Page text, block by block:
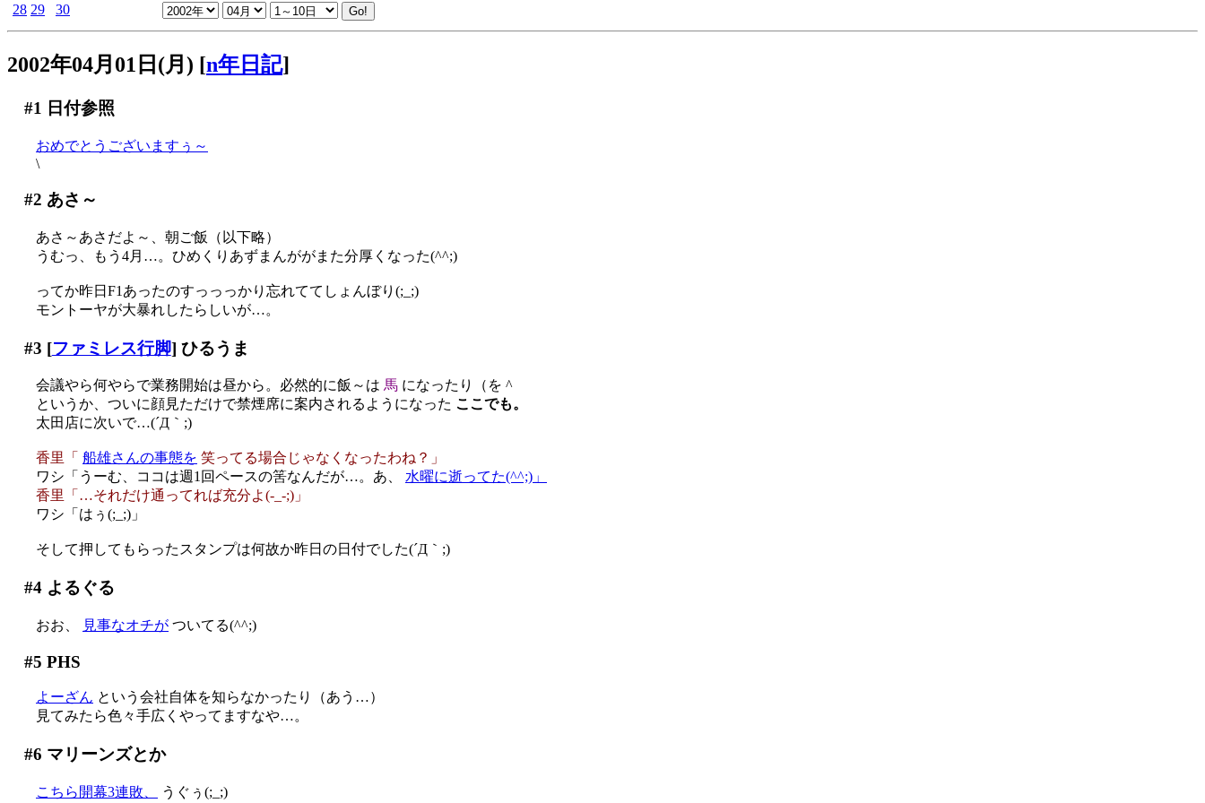
28 29 30
2002年04月01日(月) [n年日記]
#1 日付参照
おめでとうございますぅ～
\
#2 あさ～
あさ～あさだよ～、朝ご飯（以下略）
うむっ、もう4月…。ひめくりあずまんががまた分厚くなった(^^;)
ってか昨日F1あったのすっっっかり忘れててしょんぼり(;_;)
モントーヤが大暴れしたらしいが…。
#3 [ファミレス行脚] ひるうま
会議やら何やらで業務開始は昼から。必然的に飯～は 馬 になったり（を ^
というか、ついに顔見ただけで禁煙席に案内されるようになった ここでも。
太田店に次いで…(´Д｀;)
香里「 船雄さんの事態を 笑ってる場合じゃなくなったわね？」
ワシ「うーむ、ココは週1回ペースの筈なんだが…。あ、 水曜に逝ってた(^^;)」
香里「…それだけ通ってれば充分よ(-_-;)」
ワシ「はぅ(;_;)」
そして押してもらったスタンプは何故か昨日の日付でした(´Д｀;)
#4よるぐる
おお、 見事なオチが ついてる(^^;)
#5 PHS
よーざん という会社自体を知らなかったり（あう…）
見てみたら色々手広くやってますなや…。
#6 マリーンズとか
こちら開幕3連敗、 うぐぅ(;_;)